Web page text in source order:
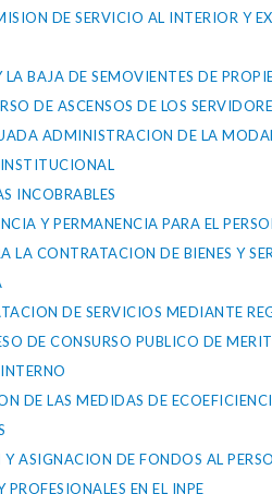
DE SERVICIO AL INTERIOR Y
BAJA DE SEMOVIENTES DE
DE ASCENSOS DE LOS
ADMINISTRACION DE LA
INCOBRABLES
Y PERMANENCIA PARA EL
CONTRATACION DE BIENES Y
DE SERVICIOS MEDIANTE
DE CONSURSO PUBLICO DE
DE LAS MEDIDAS DE
DE FONDOS AL
EN EL INPE